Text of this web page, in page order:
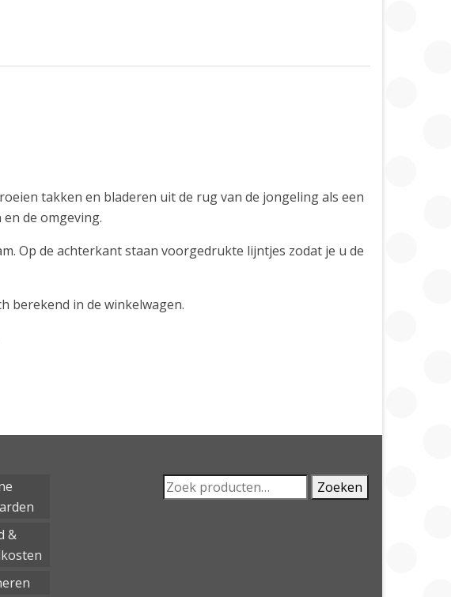
takken en bladeren uit de rug van de jongeling als een
de omgeving.
Op de achterkant staan voorgedrukte lijntjes zodat je u de
berekend in de winkelwagen.
&
Zoeken
naar:
Zoeken